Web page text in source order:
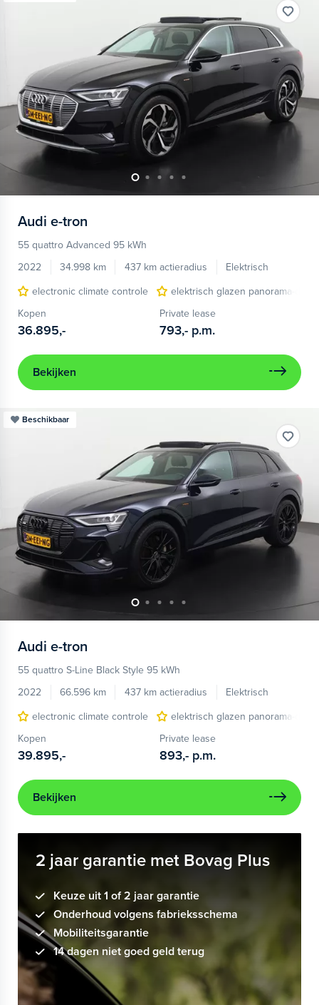
Audi e-tron
55 quattro Advanced 95 kWh
2022
34.998 km 437 km actieradius
Elektrisch
electronic climate controle
elektrisch glazen panorama-dak
Kopen
36.895,-
Private lease
793,- p.m.
Bekijken
Beschikbaar
Audi e-tron
55 quattro S-Line Black Style 95 kWh
2022
66.596 km 437 km actieradius
Elektrisch
electronic climate controle
elektrisch glazen panorama-dak
Kopen
39.895,-
Private lease
893,- p.m.
Bekijken
2 jaar garantie met Bovag Plus
Keuze uit 1 of 2 jaar garantie
Onderhoud volgens fabrieksschema
Mobiliteitsgarantie
14 dagen niet goed geld terug